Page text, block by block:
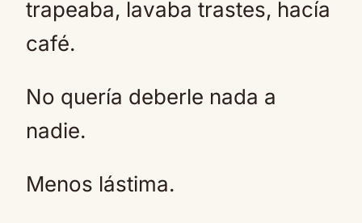
trapeaba, lavaba trastes, hacía
café.
No quería deberle nada a
nadie.
Menos lástima.